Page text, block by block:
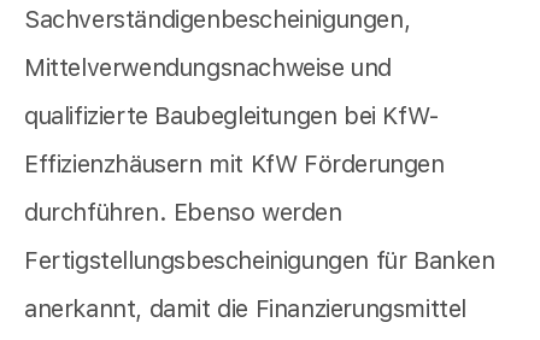
Sachverständigenbescheinigungen,
Mittelverwendungsnachweise und
qualifizierte Baubegleitungen bei KfW-
Effizienzhäusern mit KfW Förderungen
durchführen. Ebenso werden
Fertigstellungsbescheinigungen für Banken
anerkannt, damit die Finanzierungsmittel